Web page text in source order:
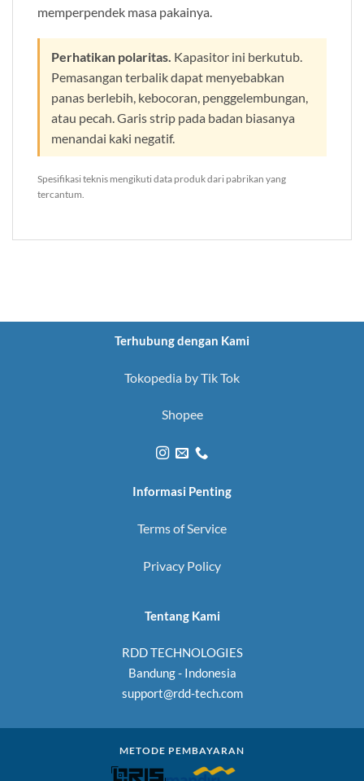
memperpendek masa pakainya.
Perhatikan polaritas. Kapasitor ini berkutub.
Pemasangan terbalik dapat menyebabkan
panas berlebih, kebocoran, penggelembungan,
atau pecah. Garis strip pada badan biasanya
menandai kaki negatif.
Spesifikasi teknis mengikuti data produk dari pabrikan yang
tercantum.
Terhubung dengan Kami
Tokopedia by Tik Tok
Shopee
Informasi Penting
Terms of Service
Privacy Policy
Tentang Kami
RDD TECHNOLOGIES
Bandung - Indonesia
support@rdd-tech.com
METODE PEMBAYARAN